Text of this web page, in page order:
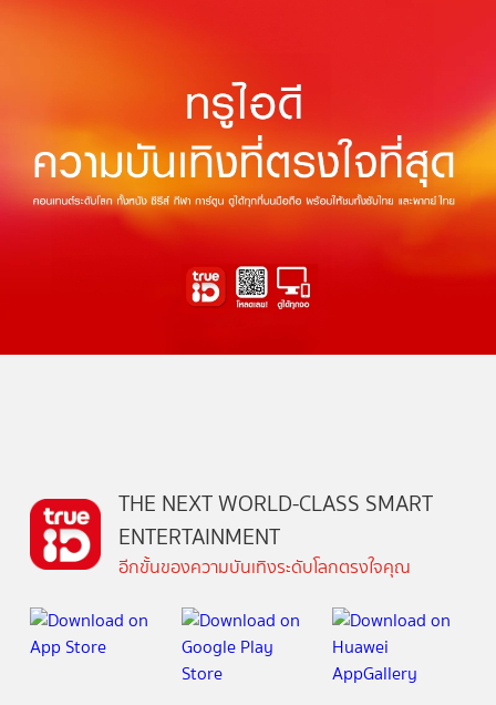
THE NEXT WORLD-CLASS SMART
ENTERTAINMENT
อีกขั้นของความบันเทิงระดับโลกตรงใจคุณ